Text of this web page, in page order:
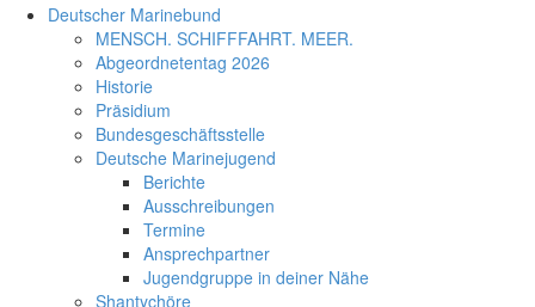
Deutscher Marinebund
MENSCH. SCHIFFFAHRT. MEER.
Abgeordnetentag 2026
Historie
Präsidium
Bundesgeschäftsstelle
Deutsche Marinejugend
Berichte
Ausschreibungen
Termine
Ansprechpartner
Jugendgruppe in deiner Nähe
Shantychöre